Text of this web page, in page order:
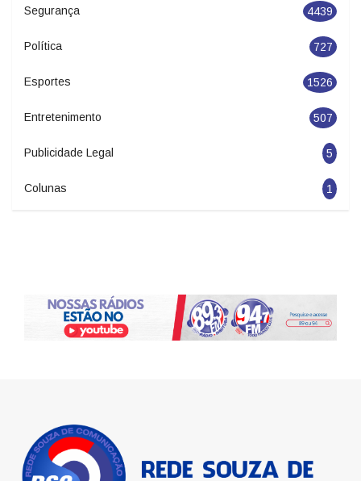
Segurança 4439
Política 727
Esportes 1526
Entretenimento 507
Publicidade Legal 5
Colunas 1